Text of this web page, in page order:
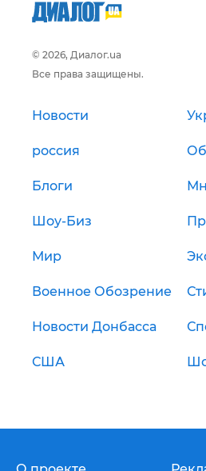
© 2026, Диалог.ua
Все права защищены.
Новости
россия
Блоги
Шоу-Биз
Мир
Военное Обозрение
Новости Донбасса
США